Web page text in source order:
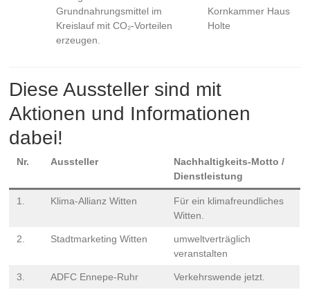
Grundnahrungsmittel im
Kreislauf mit CO₂-Vorteilen
erzeugen.
Kornkammer Haus
Holte
Diese Aussteller sind mit
Aktionen und Informationen
dabei!
Nr. Aussteller
Nachhaltigkeits-Motto /
Dienstleistung
1. Klima-Allianz Witten
Für ein klimafreundliches
Witten.
2. Stadtmarketing Witten
umweltverträglich
veranstalten
3. ADFC Ennepe-Ruhr Verkehrswende jetzt.